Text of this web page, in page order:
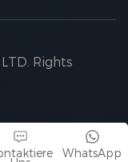
Rights
WhatsApp